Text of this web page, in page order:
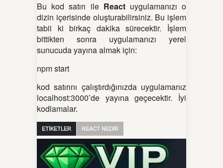
Bu kod satırı ile Reactuygulamanızı o
dizin içerisinde oluşturabilirsiniz. Bu işlem
tabii ki birkaç dakika sürecektir. İşlem
bittikten sonra uygulamanızı yerel
sunucuda yayına almak için:
npm start
kod satırını çalıştırdığınızda uygulamanız
localhost:3000’de yayına geçecektir. İyi
kodlamalar.
ETİKETLER REACT NEDIR